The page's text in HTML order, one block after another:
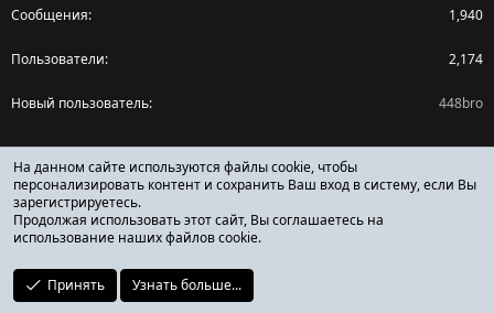
Сообщения 1,940
Пользователи 2,174
Новый пользователь 448bro
Поделиться страницей
Facebook
X (Twitter)
Reddit
ОТЗЫВЫ ОНЛАЙН ФОРУМ
На данном сайте используются файлы cookie, чтобы
персонализировать контент и сохранить Ваш вход в систему, если Вы
зарегистрируетесь.
Продолжая использовать этот сайт, Вы соглашаетесь на
использование наших файлов cookie.
Принять Узнать больше...